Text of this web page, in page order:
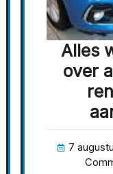
Alles
over
7